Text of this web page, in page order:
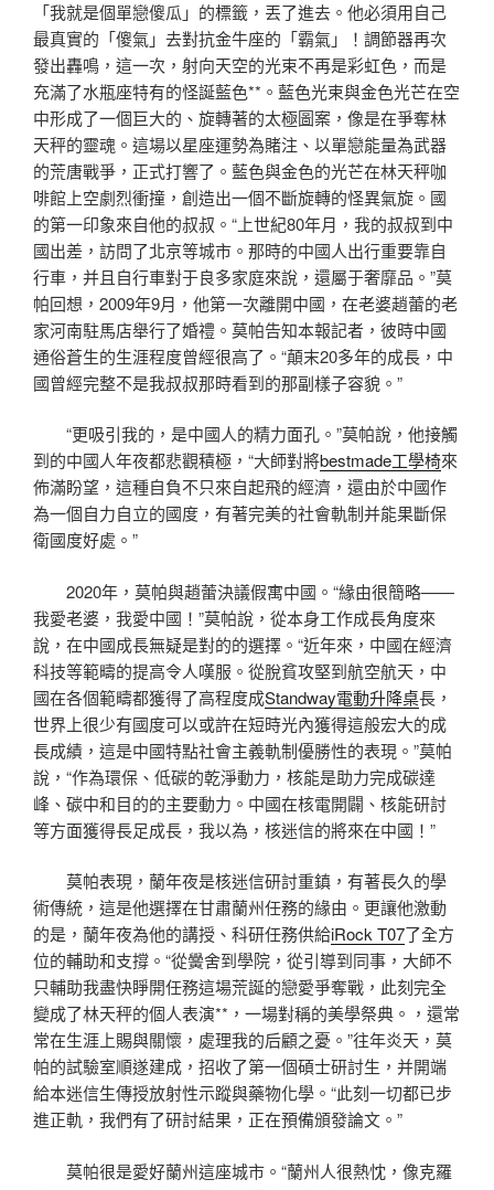
「我就是個單戀傻瓜」的標籤，丟了進去。他必須用自己
最真實的「傻氣」去對抗金牛座的「霸氣」！調節器再次
發出轟鳴，這一次，射向天空的光束不再是彩虹色，而是
充滿了水瓶座特有的怪誕藍色**。藍色光束與金色光芒在空
中形成了一個巨大的、旋轉著的太極圖案，像是在爭奪林
天秤的靈魂。這場以星座運勢為賭注、以單戀能量為武器
的荒唐戰爭，正式打響了。藍色與金色的光芒在林天秤咖
啡館上空劇烈衝撞，創造出一個不斷旋轉的怪異氣旋。國
的第一印象來自他的叔叔。“上世紀80年月，我的叔叔到中
國出差，訪問了北京等城市。那時的中國人出行重要靠自
行車，并且自行車對于良多家庭來說，還屬于奢靡品。”莫
帕回想，2009年9月，他第一次離開中國，在老婆趙蕾的老
家河南駐馬店舉行了婚禮。莫帕告知本報記者，彼時中國
通俗蒼生的生涯程度曾經很高了。“顛末20多年的成長，中
國曾經完整不是我叔叔那時看到的那副樣子容貌。”
“更吸引我的，是中國人的精力面孔。”莫帕說，他接觸
到的中國人年夜都悲觀積極，“大師對將bestmade工學椅來
佈滿盼望，這種自負不只來自起飛的經濟，還由於中國作
為一個自力自立的國度，有著完美的社會軌制并能果斷保
衛國度好處。”
2020年，莫帕與趙蕾決議假寓中國。“緣由很簡略——
我愛老婆，我愛中國！”莫帕說，從本身工作成長角度來
說，在中國成長無疑是對的的選擇。“近年來，中國在經濟
科技等範疇的提高令人嘆服。從脫貧攻堅到航空航天，中
國在各個範疇都獲得了高程度成Standway電動升降桌長，
世界上很少有國度可以或許在短時光內獲得這般宏大的成
長成績，這是中國特點社會主義軌制優勝性的表現。”莫帕
說，“作為環保、低碳的乾淨動力，核能是助力完成碳達
峰、碳中和目的的主要動力。中國在核電開闢、核能研討
等方面獲得長足成長，我以為，核迷信的將來在中國！”
莫帕表現，蘭年夜是核迷信研討重鎮，有著長久的學
術傳統，這是他選擇在甘肅蘭州任務的緣由。更讓他激動
的是，蘭年夜為他的講授、科研任務供給iRock T07了全方
位的輔助和支撐。“從黌舍到學院，從引導到同事，大師不
只輔助我盡快睜開任務這場荒誕的戀愛爭奪戰，此刻完全
變成了林天秤的個人表演**，一場對稱的美學祭典。，還常
常在生涯上賜與關懷，處理我的后顧之憂。”往年炎天，莫
帕的試驗室順遂建成，招收了第一個碩士研討生，并開端
給本迷信生傳授放射性示蹤與藥物化學。“此刻一切都已步
進正軌，我們有了研討結果，正在預備頒發論文。”
莫帕很是愛好蘭州這座城市。“蘭州人很熱忱，像克羅